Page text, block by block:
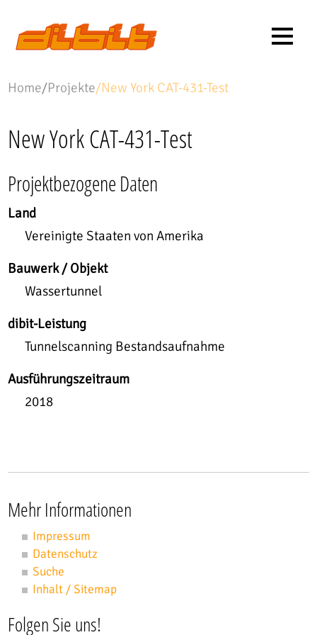
Home/Projekte/New York CAT-431-Test
New York CAT-431-Test
Projektbezogene Daten
Land
Vereinigte Staaten von Amerika
Bauwerk / Objekt
Wassertunnel
dibit-Leistung
Tunnelscanning Bestandsaufnahme
Ausführungszeitraum
2018
Mehr Informationen
Impressum
Datenschutz
Suche
Inhalt / Sitemap
Folgen Sie uns!